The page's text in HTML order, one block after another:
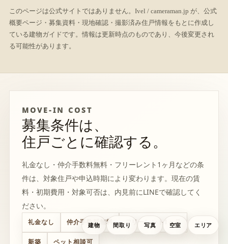
建物 間取り 写真 空室 エリア
このページは公式サイトではありません。Ivel / cameraman.jp が、公式
概要ページ・募集資料・現地確認・撮影済み住戸情報をもとに作成し
ている建物ガイドです。情報は更新時点のものであり、今後変更され
る可能性があります。
MOVE-IN COST
募集条件は、
住戸ごとに確認する。
礼金なし・仲介手数料無料・フリーレント1ヶ月などの条
件は、対象住戸や申込時期により変わります。現在の賃
料・初期費用・対象可否は、内見前にLINEで確認してく
ださい。
礼金なし 仲介手数料無料 フリーレント1ヶ月
新築 ペット相談可